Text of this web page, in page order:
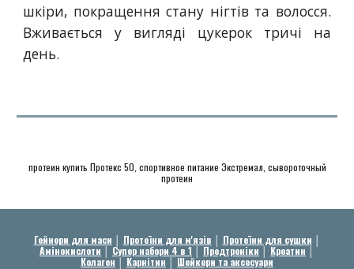
шкіри, покращення стану нігтів та волосся.
Вживається у вигляді цукерок тричі на
день.
протеин купить Протекс 50, спортивное питание Экстремал, сывороточный
протеин
Гейнери для маси │ Протеїни для м'язів │ Протеїни для сушки │
Амінокислоти │ Супер набори 4 в 1 │ Предтреніки │ Креатин │
Колаген │ Карнітин │ Шейкери та аксесуари